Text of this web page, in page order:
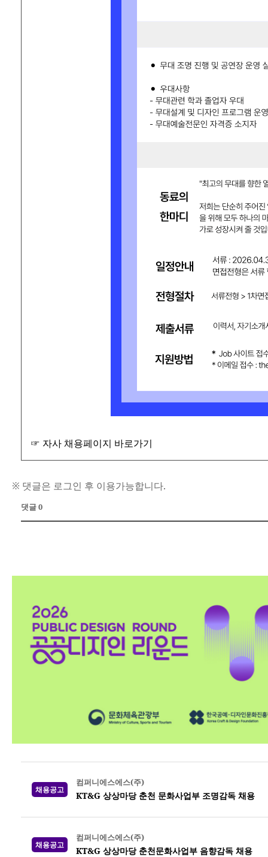
☞ 자사 채용페이지 바로가기
※ 댓글은 로그인 후 이용가능합니다.
댓글 0
채용공고
컴퍼니에스에스(주)
KT&G 상상마당 춘천 문화사업부 조명감독 채용
채용공고
컴퍼니에스에스(주)
KT&G 상상마당 춘천문화사업부 음향감독 채용